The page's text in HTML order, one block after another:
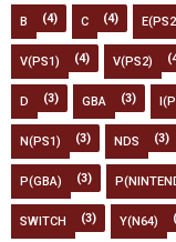
B (4) C (4)
V(PS1) (4) V(PS2)
D (3) GBA (3)
N(PS1) (3) NDS (3)
P(GBA) (3)
SWITCH (3) Y(N64)